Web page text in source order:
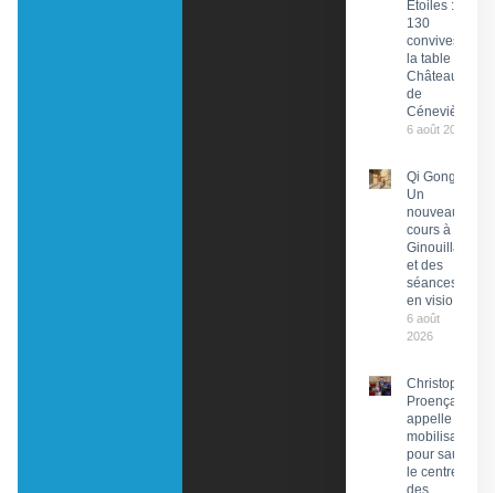
Étoiles :
130
convives à
la table du
Château
de
Cénevières
6 août 2026
Qi Gong :
Un
nouveau
cours à
Ginouillac
et des
séances
en visio
6 août
2026
Christophe
Proença
appelle à la
mobilisation
pour sauver
le centre
des